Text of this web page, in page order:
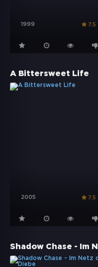
1999 7.5
A Bittersweet Life
2005 7.5